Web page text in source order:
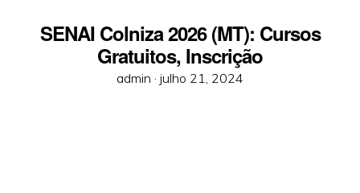
SENAI Colniza 2026 (MT): Cursos
Gratuitos, Inscrição
admin · Posted
julho 21, 2024